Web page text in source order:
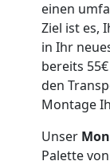
einen
Ziel ist es,
in Ihr
bereits
den
Montage
Unser
Palette